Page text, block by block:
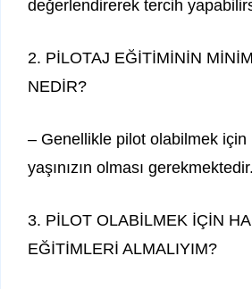
değerlendirerek tercih
2. PİLOTAJ EĞİTİMİNİN
NEDİR?
– Genellikle pilot olabilmek için
yaşınızın olması gerekmektedir.
3. PİLOT OLABİLMEK İÇİN
EĞİTİMLERİ ALMALIYIM?